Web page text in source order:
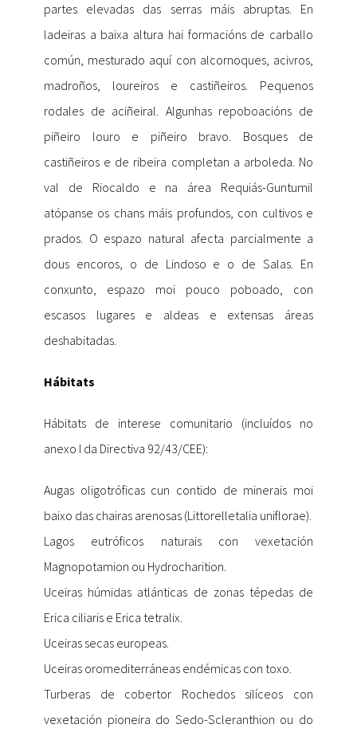
partes elevadas das serras máis abruptas. En
ladeiras a baixa altura hai formacións de carballo
común, mesturado aquí con alcornoques, acivros,
madroños, loureiros e castiñeiros. Pequenos
rodales de aciñeiral. Algunhas repoboacións de
piñeiro louro e piñeiro bravo. Bosques de
castiñeiros e de ribeira completan a arboleda. No
val de Riocaldo e na área Requiás-Guntumil
atópanse os chans máis profundos, con cultivos e
prados. O espazo natural afecta parcialmente a
dous encoros, o de Lindoso e o de Salas. En
conxunto, espazo moi pouco poboado, con
escasos lugares e aldeas e extensas áreas
deshabitadas.
Hábitats
Hábitats de interese comunitario (incluídos no
anexo I da Directiva 92/43/CEE):
Augas oligotróficas cun contido de minerais moi
baixo das chairas arenosas (Littorelletalia uniflorae).
Lagos eutróficos naturais con vexetación
Magnopotamion ou Hydrocharition.
Uceiras húmidas atlánticas de zonas tépedas de
Erica ciliaris e Erica tetralix.
Uceiras secas europeas.
Uceiras oromediterráneas endémicas con toxo.
Turberas de cobertor Rochedos silíceos con
vexetación pioneira do Sedo-Scleranthion ou do